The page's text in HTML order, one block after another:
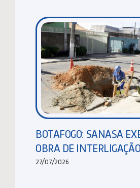
BOTAFOGO: SANASA
OBRA DE
27/07/2026